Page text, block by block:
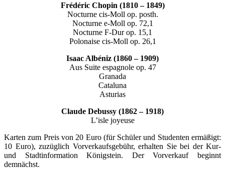
Frédéric Chopin (1810 – 1849)
Nocturne cis-Moll op. posth.
Nocturne e-Moll op. 72,1
Nocturne F-Dur op. 15,1
Polonaise cis-Moll op. 26,1
Isaac Albéniz (1860 – 1909)
Aus Suite espagnole op. 47
Granada
Cataluna
Asturias
Claude Debussy (1862 – 1918)
L’isle joyeuse
Karten zum Preis von 20 Euro (für Schüler und Studenten ermäßigt:
10 Euro), zuzüglich Vorverkaufsgebühr, erhalten Sie bei der Kur-
und Stadtinformation Königstein. Der Vorverkauf beginnt
demnächst.